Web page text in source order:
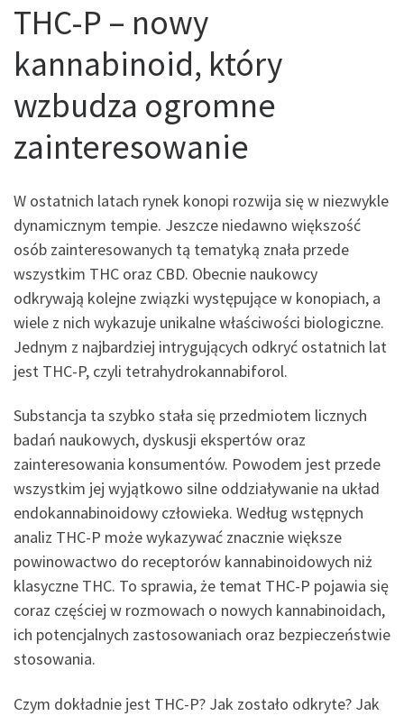
THC-P – nowy
kannabinoid, który
wzbudza ogromne
zainteresowanie
W ostatnich latach rynek konopi rozwija się w niezwykle
dynamicznym tempie. Jeszcze niedawno większość
osób zainteresowanych tą tematyką znała przede
wszystkim THC oraz CBD. Obecnie naukowcy
odkrywają kolejne związki występujące w konopiach, a
wiele z nich wykazuje unikalne właściwości biologiczne.
Jednym z najbardziej intrygujących odkryć ostatnich lat
jest THC-P, czyli tetrahydrokannabiforol.
Substancja ta szybko stała się przedmiotem licznych
badań naukowych, dyskusji ekspertów oraz
zainteresowania konsumentów. Powodem jest przede
wszystkim jej wyjątkowo silne oddziaływanie na układ
endokannabinoidowy człowieka. Według wstępnych
analiz THC-P może wykazywać znacznie większe
powinowactwo do receptorów kannabinoidowych niż
klasyczne THC. To sprawia, że temat THC-P pojawia się
coraz częściej w rozmowach o nowych kannabinoidach,
ich potencjalnych zastosowaniach oraz bezpieczeństwie
stosowania.
Czym dokładnie jest THC-P? Jak zostało odkryte? Jak